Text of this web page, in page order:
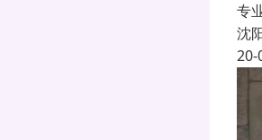
专
沈
20-